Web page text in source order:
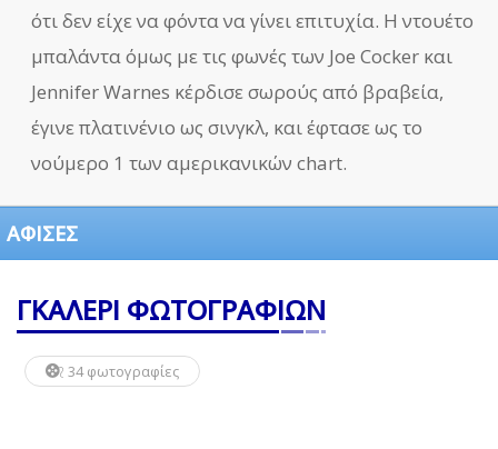
ότι δεν είχε να φόντα να γίνει επιτυχία. Η ντουέτο
μπαλάντα όμως με τις φωνές των Joe Cocker και
Jennifer Warnes κέρδισε σωρούς από βραβεία,
έγινε πλατινένιο ως σινγκλ, και έφτασε ως το
νούμερο 1 των αμερικανικών chart.
ΑΦΙΣΕΣ
ΓΚΑΛΕΡΙ ΦΩΤΟΓΡΑΦΙΩΝ
34 φωτογραφίες